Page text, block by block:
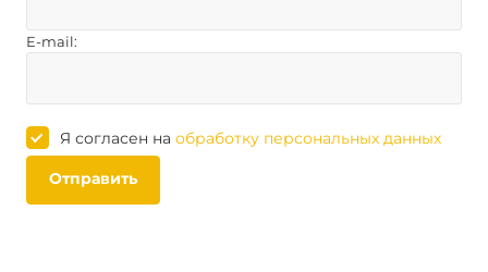
E-mail:
Я согласен на обработку персональных данных
Отправить